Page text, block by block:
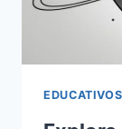
EDUCATIVOS